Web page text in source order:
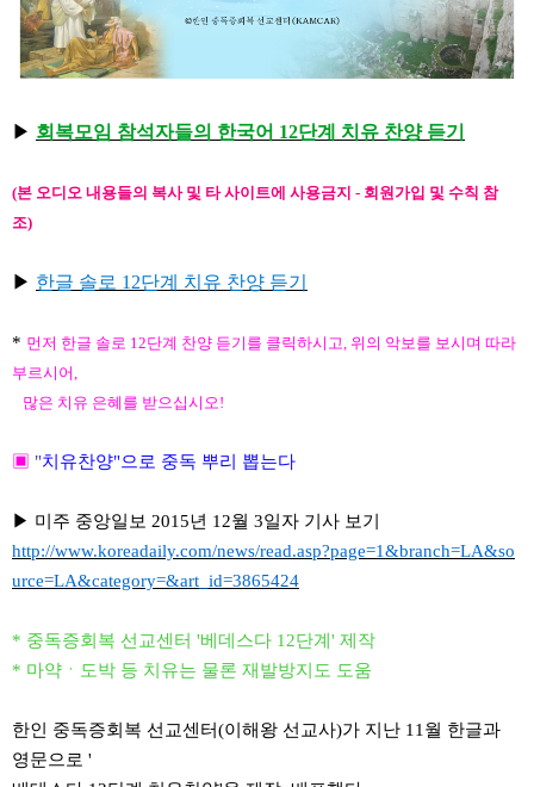
▶ 회복모임 참석자들의 한국어 12단계 치유 찬양 듣기
(본 오디오 내용들의 복사 및 타 사이트에 사용금지 - 회원가입 및 수칙 참
조)
▶ 한글 솔로 12단계 치유 찬양 듣기
* 먼저 한글 솔로 12단계 찬양 듣기를 클릭하시고, 위의 악보를 보시며 따라
부르시어,
많은 치유 은혜를 받으십시오!
▣ "치유찬양"으로 중독 뿌리 뽑는다
▶ 미주 중앙일보 2015년 12월 3일자 기사 보기
http://www.koreadaily.com/news/read.asp?page=1&branch=LA&so
urce=LA&category=&art_id=3865424
* 중독증회복 선교센터 '베데스다 12단계 ' 제작
* 마약 ㆍ 도박 등 치유는 물론 재발방지도 도움
한인 중독증회복 선교센터(이해왕 선교사)가 지난 11 월 한글과
영문으로 '